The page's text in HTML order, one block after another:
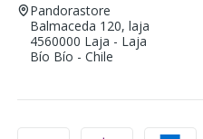
Pandorastore
Balmaceda 120, laja
4560000 Laja - Laja
Bío Bío - Chile